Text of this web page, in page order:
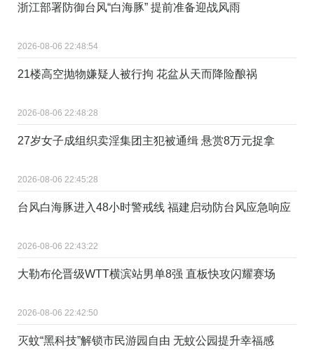
浙江部署防御台风“白海豚” 提前准备迎战风雨
2026-08-06 22:48:54
21楼高空抛物嫌疑人被行拘 花盆从天而降险酿祸
2026-08-06 22:48:28
27岁女子成组织卖淫集团主犯被通缉 悬赏8万元捉拿
2026-08-06 22:45:28
台风白海豚进入48小时警戒线 福建启动防台风应急响应
2026-08-06 22:43:22
大勒布伦晋级WTT横滨站男单8强 直板快攻闪耀赛场
2026-08-06 22:42:50
灭蚊“黑科技”解锁市民游园自由 无蚊公园提升幸福感